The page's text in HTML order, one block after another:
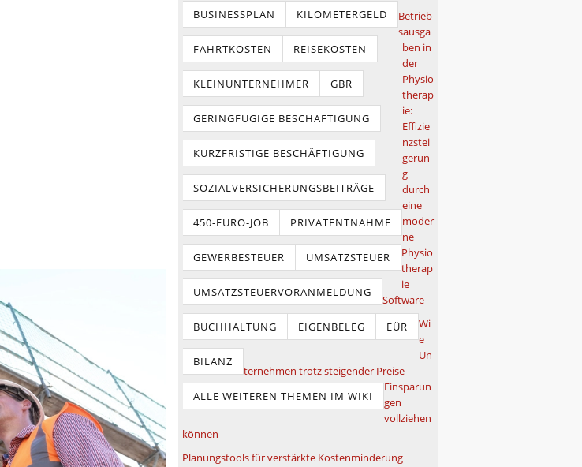
BUSINESSPLAN KILOMETERGELD
FAHRTKOSTEN REISEKOSTEN
KLEINUNTERNEHMER GBR
GERINGFÜGIGE BESCHÄFTIGUNG
KURZFRISTIGE BESCHÄFTIGUNG
SOZIALVERSICHERUNGSBEITRÄGE
450-EURO-JOB PRIVATENTNAHME
GEWERBESTEUER UMSATZSTEUER
UMSATZSTEUERVORANMELDUNG
BUCHHALTUNG EIGENBELEG EÜR
BILANZ
ALLE WEITEREN THEMEN IM WIKI
Betrieb
sausga
ben in
der
Physio
therap
ie:
Effizie
nzstei
gerun
g
durch
eine
moder
ne
Physio
therap
ie
Software
Wi
e
Un
ternehmen trotz steigender Preise
Einsparun
gen
vollziehen
können
Planungstools für verstärkte Kostenminderung